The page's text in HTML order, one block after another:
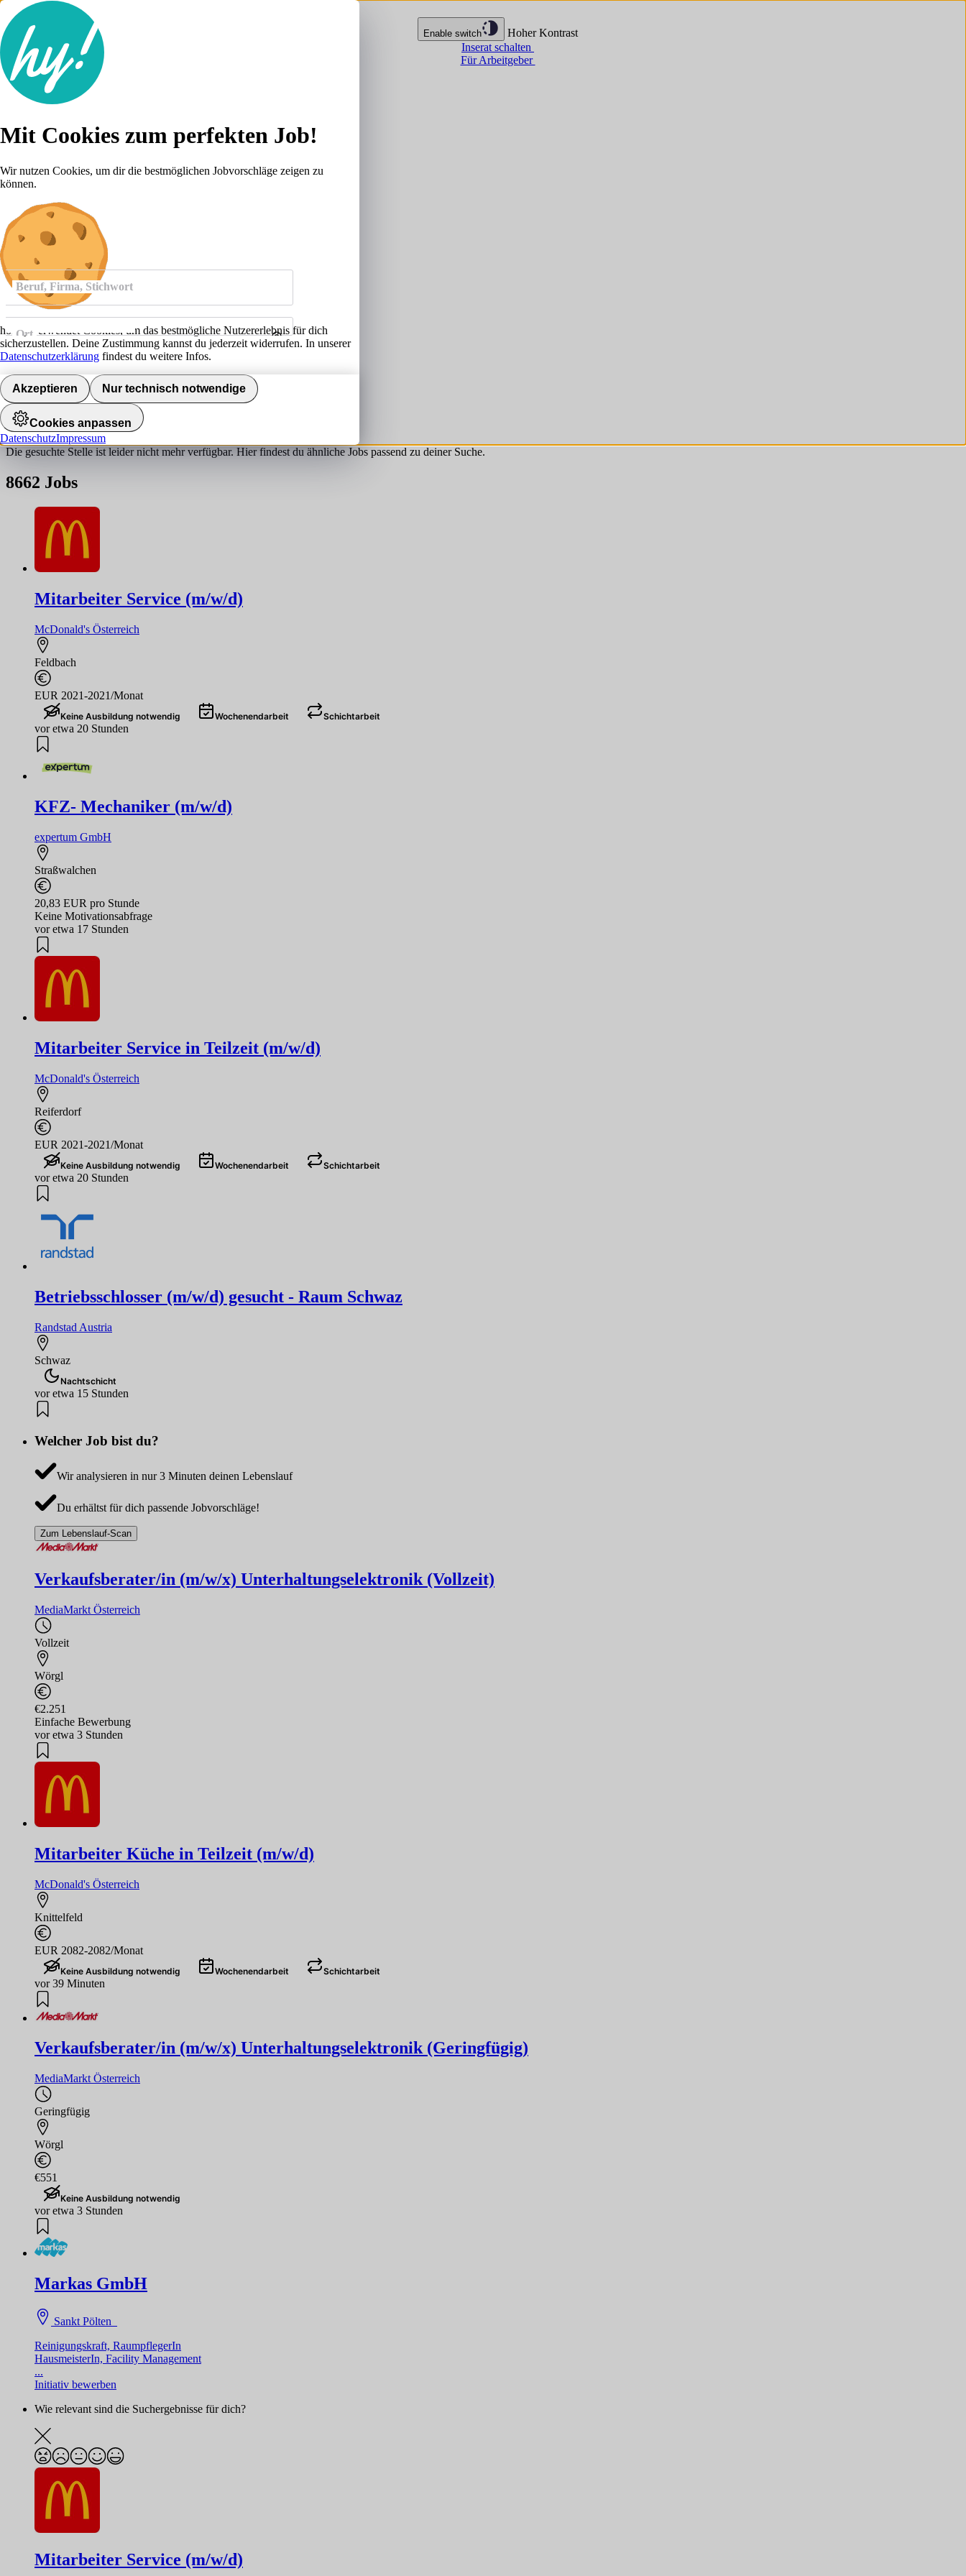
Enable switch
Hoher Kontrast
Inserat schalten
Für Arbeitgeber
Lebenslauf
Karriere-Tipps
Anmelden
Beruf, Firma, Stichwort
Ort
Umkreis
Jobs finden
Job nicht gefunden!
Die gesuchte Stelle ist leider nicht mehr verfügbar. Hier findest du ähnliche Jobs passend zu deiner Suche.
8662 Jobs
Mitarbeiter Service (m/w/d)
McDonald's Österreich
Feldbach
EUR 2021-2021/Monat
Keine Ausbildung notwendig Wochenendarbeit Schichtarbeit
vor etwa 20 Stunden
KFZ- Mechaniker (m/w/d)
expertum GmbH
Straßwalchen
20,83 EUR pro Stunde
Keine Motivationsabfrage
vor etwa 17 Stunden
Mitarbeiter Service in Teilzeit (m/w/d)
McDonald's Österreich
Reiferdorf
EUR 2021-2021/Monat
Keine Ausbildung notwendig Wochenendarbeit Schichtarbeit
vor etwa 20 Stunden
Betriebsschlosser (m/w/d) gesucht - Raum Schwaz
Randstad Austria
Schwaz
Nachtschicht
vor etwa 15 Stunden
Welcher Job bist du?
Wir analysieren in nur 3 Minuten deinen Lebenslauf
Du erhältst für dich passende Jobvorschläge!
Zum Lebenslauf-Scan
Verkaufsberater/in (m/w/x) Unterhaltungselektronik (Vollzeit)
MediaMarkt Österreich
Vollzeit
Wörgl
€2.251
Einfache Bewerbung
vor etwa 3 Stunden
Mitarbeiter Küche in Teilzeit (m/w/d)
McDonald's Österreich
Knittelfeld
EUR 2082-2082/Monat
Keine Ausbildung notwendig Wochenendarbeit Schichtarbeit
vor 39 Minuten
Verkaufsberater/in (m/w/x) Unterhaltungselektronik (Geringfügig)
MediaMarkt Österreich
Geringfügig
Wörgl
€551
Keine Ausbildung notwendig
vor etwa 3 Stunden
Markas GmbH
Sankt Pölten
Reinigungskraft, RaumpflegerIn
HausmeisterIn, Facility Management
...
Initiativ bewerben
Wie relevant sind die Suchergebnisse für dich?
Mitarbeiter Service (m/w/d)
Mit Cookies zum perfekten Job!
Wir nutzen Cookies, um dir die bestmöglichen Jobvorschläge zeigen zu
können.
hokify verwendet Cookies, um das bestmögliche Nutzererlebnis für dich
sicherzustellen. Deine Zustimmung kannst du jederzeit widerrufen. In unserer
Datenschutzerklärung findest du weitere Infos.
Akzeptieren Nur technisch notwendige
Cookies anpassen
DatenschutzImpressum